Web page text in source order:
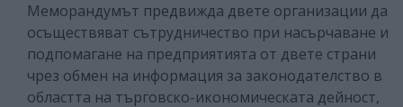
Меморандумът предвижда двете организации да
осъществяват сътрудничество при насърчаване и
подпомагане на предприятията от двете страни
чрез обмен на информация за законодателство в
областта на търговско-икономическата дейност,